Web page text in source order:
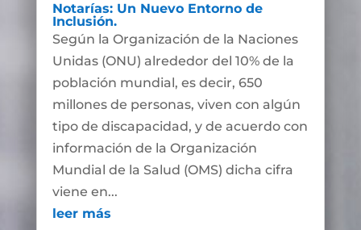
Notarías: Un Nuevo Entorno de
Inclusión.
Según la Organización de la Naciones
Unidas (ONU) alrededor del 10% de la
población mundial, es decir, 650
millones de personas, viven con algún
tipo de discapacidad, y de acuerdo con
información de la Organización
Mundial de la Salud (OMS) dicha cifra
viene en...
leer más